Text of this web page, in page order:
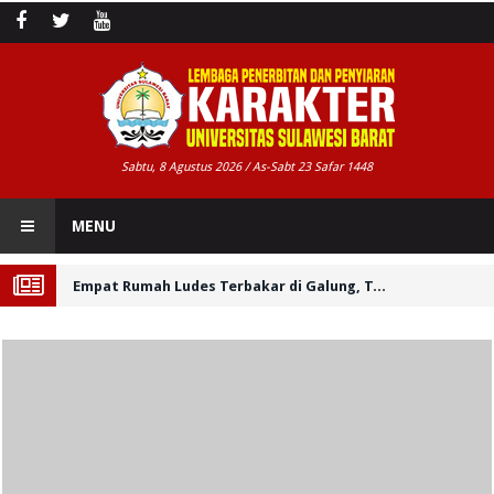
Sabtu, 8 Agustus 2026 / As-Sabt 23 Safar 1448
MENU
Empat Rumah Ludes Terbakar di Galung, Tendik Unsulbar Tiba Saat Api Telah Menghabiskan Rumahnya